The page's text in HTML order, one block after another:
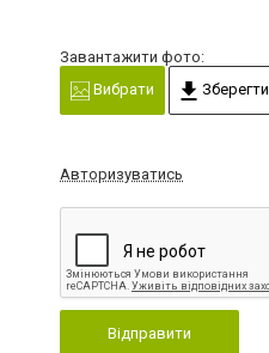
Завантажити фото:
Вибрати
Зберегти
Авторизуватись
Відправити